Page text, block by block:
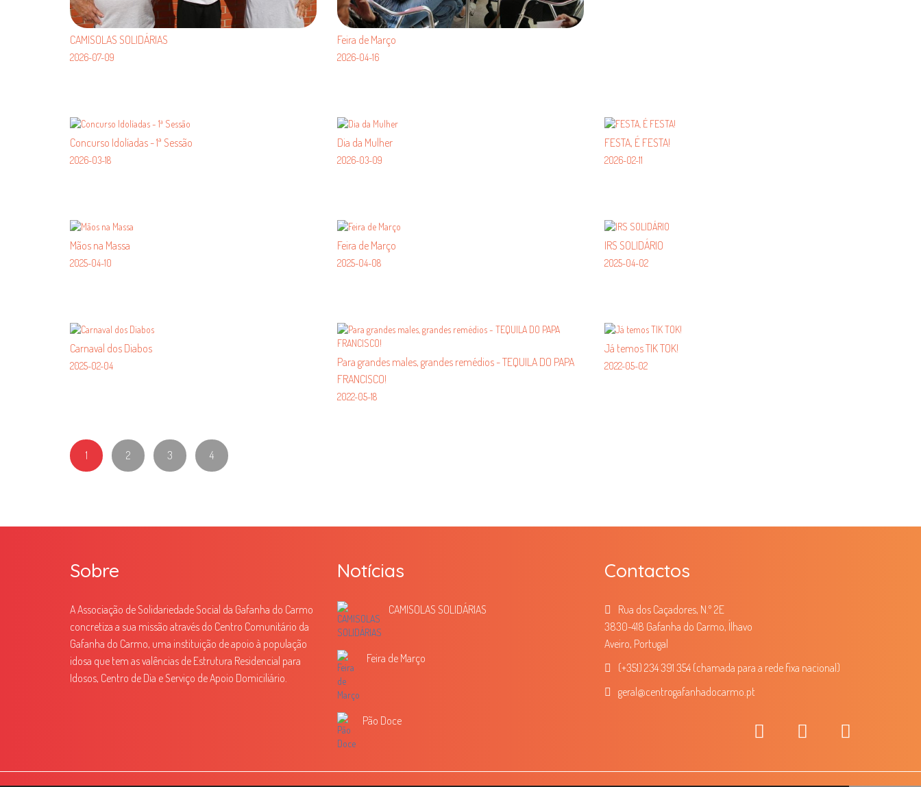
CAMISOLAS SOLIDÁRIAS
2026-07-09
Feira de Março
2026-04-16
Concurso Idolíadas - 1ª Sessão
2026-03-18
Dia da Mulher
2026-03-09
FESTA, É FESTA!
2026-02-11
Mãos na Massa
2025-04-10
Feira de Março
2025-04-08
IRS SOLIDÁRIO
2025-04-02
Carnaval dos Diabos
2025-02-04
Para grandes males, grandes remédios - TEQUILA DO PAPA
FRANCISCO!
2022-05-18
Já temos TIK TOK!
2022-05-02
1 2 3 4
Sobre
A Associação de Solidariedade Social da Gafanha do Carmo
concretiza a sua missão através do Centro Comunitário da
Gafanha do Carmo, uma instituição de apoio à população
idosa que tem as valências de Estrutura Residencial para
Idosos, Centro de Dia e Serviço de Apoio Domiciliário.
Notícias
CAMISOLAS SOLIDÁRIAS
Feira de Março
Pão Doce
Contactos
Rua dos Caçadores, N.º 2E
3830-418 Gafanha do Carmo, Ílhavo
Aveiro, Portugal
(+351) 234 391 354 (chamada para a rede fixa nacional)
geral @centrogafanhadocarmo.pt